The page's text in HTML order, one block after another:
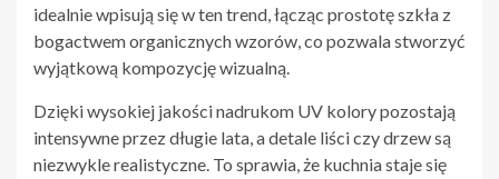
idealnie wpisują się w ten trend, łącząc prostotę szkła z
bogactwem organicznych wzorów, co pozwala stworzyć
wyjątkową kompozycję wizualną.
Dzięki wysokiej jakości nadrukom UV kolory pozostają
intensywne przez długie lata, a detale liści czy drzew są
niezwykle realistyczne. To sprawia, że kuchnia staje się